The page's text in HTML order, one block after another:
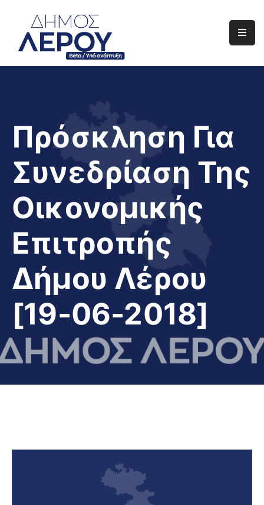
Αρχική
Διαφάνεια
Το
Νησί
Μας
Πρόσκληση Για
Συνεδρίαση Της
Οικονομικής
Επιτροπής
Δήμου Λέρου
[19-06-2018]